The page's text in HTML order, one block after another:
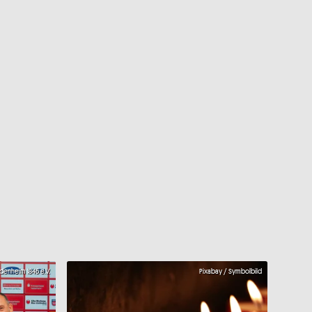
1846 e.V. Pixabay / Symbolbild